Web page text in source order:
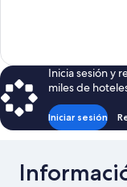
Inicia sesión y
miles de
Iniciar sesión